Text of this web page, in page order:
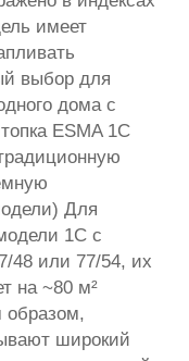
имеет
выбор для
дома с
ESMA 1C
Для
1C с
48 или 77/54, их
на ~80 м²
образом,
широкий